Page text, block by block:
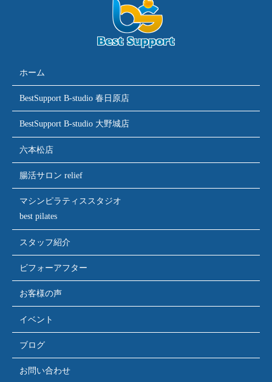
ホーム
BestSupport B-studio 春日原店
BestSupport B-studio 大野城店
六本松店
腸活サロン relief
マシンピラティススタジオ
best pilates
スタッフ紹介
ビフォーアフター
お客様の声
イベント
ブログ
お問い合わせ